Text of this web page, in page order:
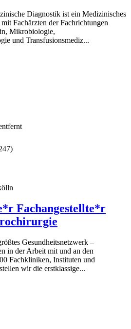
Diagnostik ist ein Medizinisches
Fachärzten der Fachrichtungen
Mikrobiologie,
und Transfusionsmediz...
)
Fachangestellte*r
Gesundheitsnetzwerk –
in der Arbeit mit und an den
Fachkliniken, Instituten und
wir die erstklassige...